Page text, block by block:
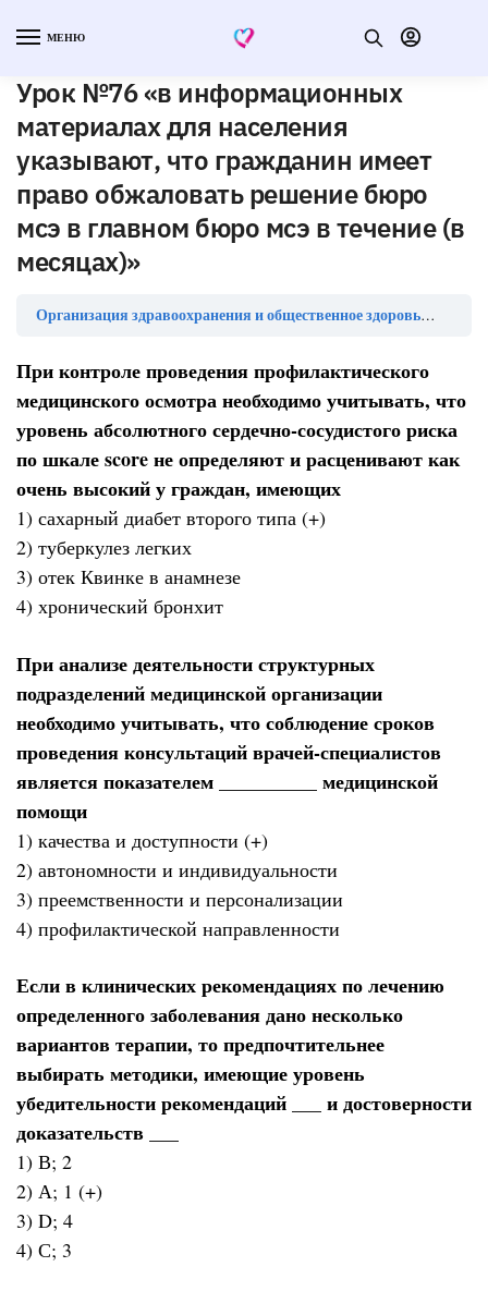
МЕНЮ
Урок №76 «в информационных
материалах для населения
указывают, что гражданин имеет
право обжаловать решение бюро
мсэ в главном бюро мсэ в течение (в
месяцах)»
Организация здравоохранения и общественное здоровье — тесты с ответами (ординатура)
При контроле проведения профилактического
медицинского осмотра необходимо учитывать, что
уровень абсолютного сердечно-сосудистого риска
по шкале score не определяют и расценивают как
очень высокий у граждан, имеющих
1) сахарный диабет второго типа (+)
2) туберкулез легких
3) отек Квинке в анамнезе
4) хронический бронхит
При анализе деятельности структурных
подразделений медицинской организации
необходимо учитывать, что соблюдение сроков
проведения консультаций врачей-специалистов
является показателем __________ медицинской
помощи
1) качества и доступности (+)
2) автономности и индивидуальности
3) преемственности и персонализации
4) профилактической направленности
Если в клинических рекомендациях по лечению
определенного заболевания дано несколько
вариантов терапии, то предпочтительнее
выбирать методики, имеющие уровень
убедительности рекомендаций ___ и достоверности
доказательств ___
1) В; 2
2) А; 1 (+)
3) D; 4
4) С; 3